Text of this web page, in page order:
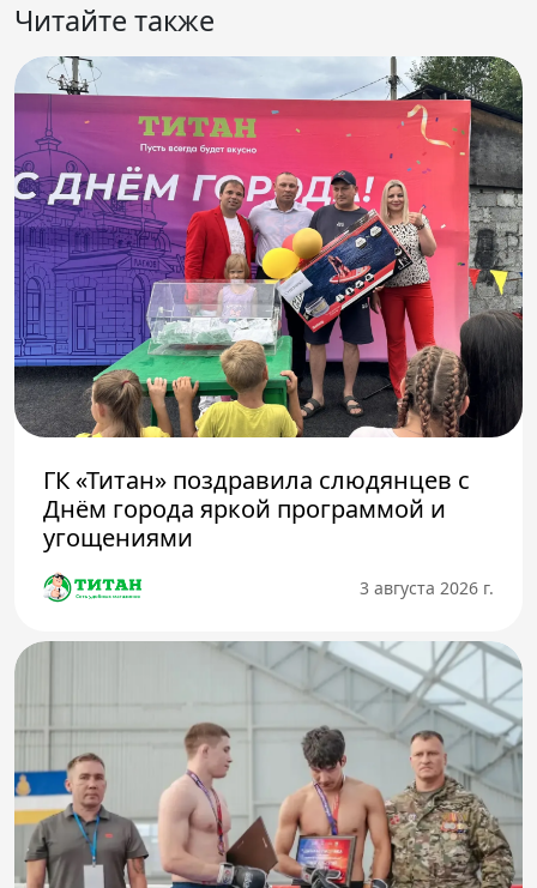
Читайте также
ГК «Титан» поздравила слюдянцев с
Днём города яркой программой и
угощениями
3 августа 2026 г.